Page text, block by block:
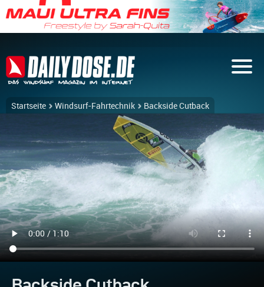
Startseite Windsurf-Fahrtechnik Backside Cutback